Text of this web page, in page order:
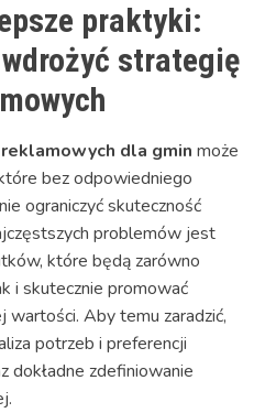
praktyki:
strategię
dla gmin może
bez odpowiedniego
ograniczyć skuteczność
problemów jest
które będą zarówno
i skutecznie promować
wartości. Aby temu zaradzić,
potrzeb i preferencji
dokładne zdefiniowanie